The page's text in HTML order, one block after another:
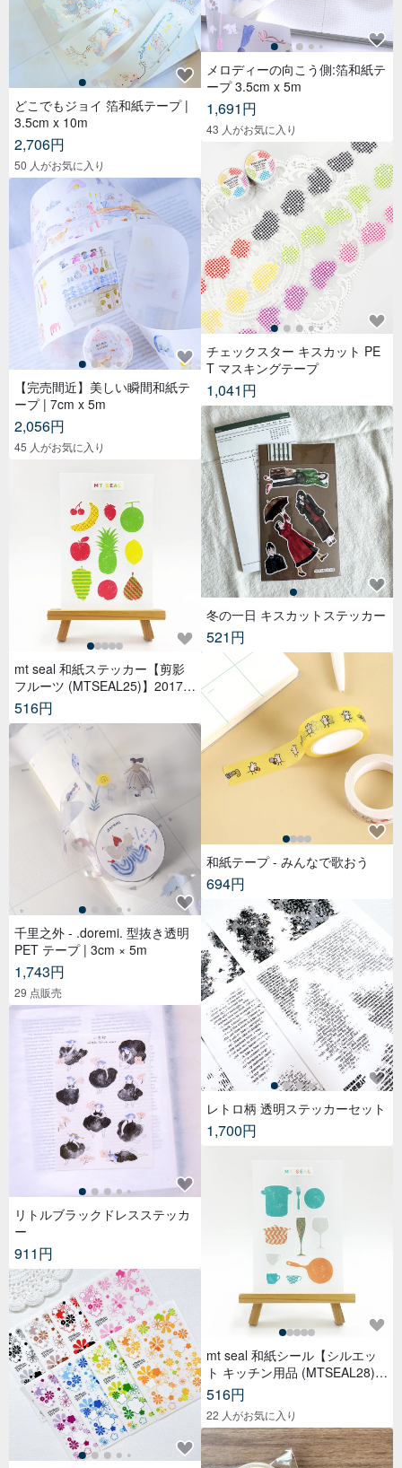
どこでもジョイ 箔和紙テープ |
3.5cm x 10m
2,706円
50 人がお気に入り
【完売間近】美しい瞬間和紙テ
ープ | 7cm x 5m
2,056円
45 人がお気に入り
mt seal 和紙ステッカー【剪影
フルーツ (MTSEAL25)】2017A
W
516円
千里之外 - .doremi. 型抜き透明
PET テープ | 3cm × 5m
1,743円
29 点販売
リトルブラックドレスステッカ
ー
911円
メロディーの向こう側:箔和紙テ
ープ 3.5cm x 5m
1,691円
43 人がお気に入り
チェックスター キスカット PE
T マスキングテープ
1,041円
冬の一日 キスカットステッカー
521円
和紙テープ - みんなで歌おう
694円
レトロ柄 透明ステッカーセット
1,700円
mt seal 和紙シール【シルエッ
ト キッチン用品 (MTSEAL28)】
2017AW
516円
22 人がお気に入り